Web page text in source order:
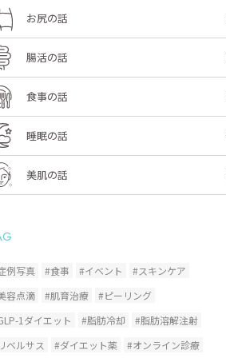
お尻の話
腸活の話
食事の話
睡眠の話
美肌の話
例写真 #食事 #イベント
#スキンケア
容点滴
#肌育治療
#ピーリング
1ダイエット
#脂肪冷却
#脂肪溶解注射
ベルサス
#ダイエット薬
#オンライン診療